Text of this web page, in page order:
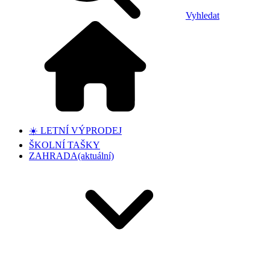
Vyhledat
☀️ LETNÍ VÝPRODEJ
ŠKOLNÍ TAŠKY
ZAHRADA(aktuální)